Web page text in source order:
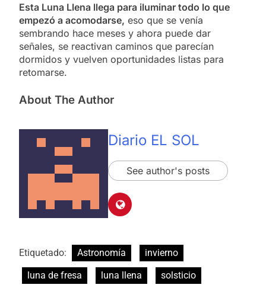
Esta Luna Llena llega para iluminar todo lo que
empezó a acomodarse, eso que se venía
sembrando hace meses y ahora puede dar
señales, se reactivan caminos que parecían
dormidos y vuelven oportunidades listas para
retomarse.
About The Author
Diario EL SOL
See author's posts
Etiquetado: Astronomía
invierno
luna de fresa
luna llena solsticio